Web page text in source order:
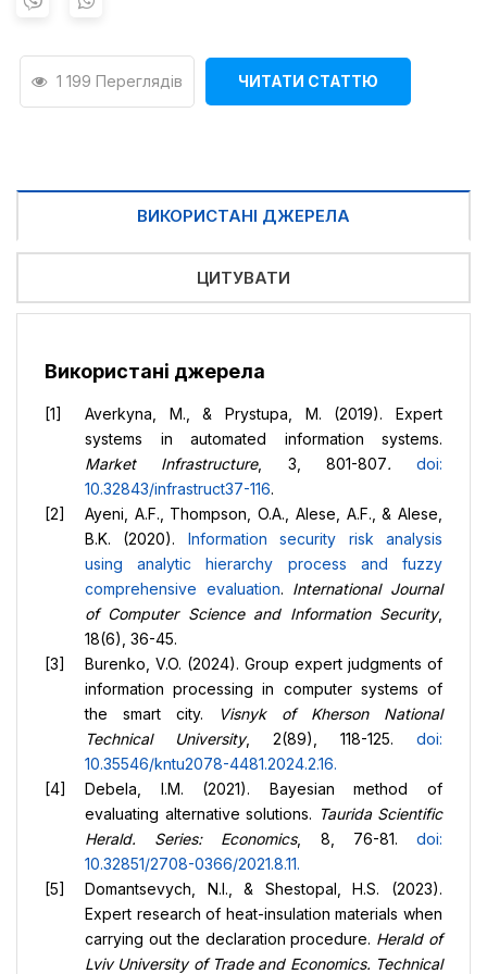
1 199 Переглядів ЧИТАТИ СТАТТЮ
ВИКОРИСТАНІ ДЖЕРЕЛА
ЦИТУВАТИ
Використані джерела
Averkyna, M., & Prystupa, M. (2019). Expert
systems in automated information systems.
Market Infrastructure, 3, 801-807.
doi:
10.32843/infrastruct37-116.
Ayeni, A.F., Thompson, O.A., Alese, A.F., & Alese,
B.K. (2020). Information security risk analysis
using analytic
hierarchy process and fuzzy
comprehensive evaluation. International Journal
of Computer Science and Information Security,
18(6), 36-45.
Burenko, V.O. (2024). Group expert judgments of
information processing in computer systems of
the smart city.
Visnyk of Kherson National
Technical University, 2(89), 118-125. doi:
10.35546/kntu2078-4481.2024.2.16.
Debela, І.М. (2021). Bayesian method of
evaluating alternative solutions. Taurida Scientific
Herald. Series: Economics, 8, 76-81.doi:
10.32851/2708-0366/2021.8.11.
Domantsevych, N.I., & Shestopal, H.S. (2023).
Expert research of heat-insulation materials when
carrying out the declaration procedure. Herald of
Lviv University of Trade and Economics. Technical